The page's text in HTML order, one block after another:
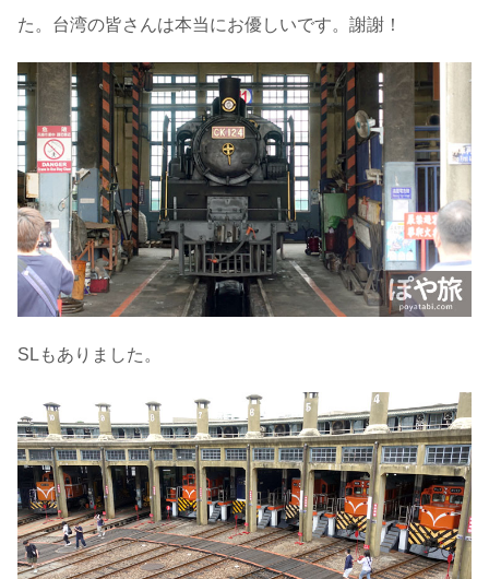
た。台湾の皆さんは本当にお優しいです。謝謝！
SLもありました。